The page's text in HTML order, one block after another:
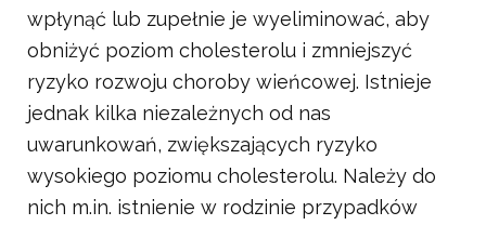
wpłynąć lub zupełnie je wyeliminować, aby
obniżyć poziom cholesterolu i zmniejszyć
ryzyko rozwoju choroby wieńcowej. Istnieje
jednak kilka niezależnych od nas
uwarunkowań, zwiększających ryzyko
wysokiego poziomu cholesterolu. Należy do
nich m.in. istnienie w rodzinie przypadków